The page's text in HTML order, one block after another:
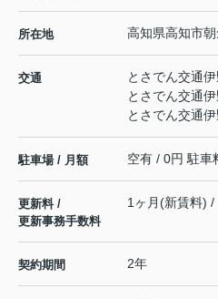
所在地 高知県高知市
交通 とさでん交通
とさでん交通
とさでん交通
駐車場 / 月額 空有 / 0円 駐車
更新料 /
更新事務手数料
1ヶ月(新賃料) /
契約期間 2年